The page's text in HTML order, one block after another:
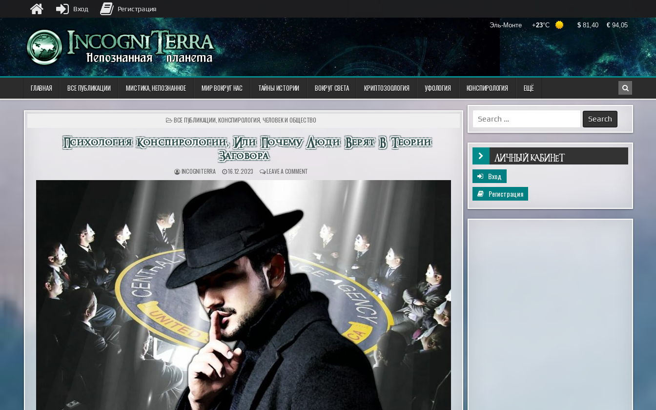
ГЛАВНАЯ ВСЕ ПУБЛИКАЦИИ МИСТИКА, НЕПОЗНАННОЕ МИР ВОКРУГ НАС ТАЙНЫ ИСТОРИИ ВОКРУГ СВЕТА КРИПТОЗООЛОГИЯ УФОЛОГИЯ КОНСПИРОЛОГИЯ ЕЩЁ
ОПУБЛИКОВАНО
ВСЕ ПУБЛИКАЦИИ ,КОНСПИРОЛОГИЯ ЧЕЛОВЕК И ОБЩЕСТВО
Психология Конспирологии, Или Почему Люди Верят В Теории
Заговора
INCOGNITERRA 16.12.2023 LEAVE A COMMENT
Search
for:
ЛИЧНЫЙ КАБИНЕТ
Вход
Регистрация
Вход Регистрация